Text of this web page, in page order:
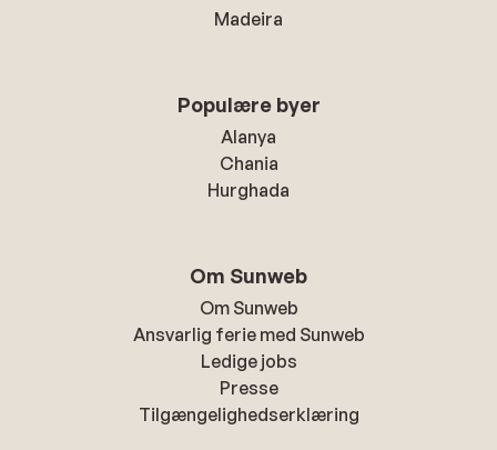
Madeira
Populære byer
Alanya
Chania
Hurghada
Om Sunweb
Om Sunweb
Ansvarlig ferie med Sunweb
Ledige jobs
Presse
Tilgængelighedserklæring